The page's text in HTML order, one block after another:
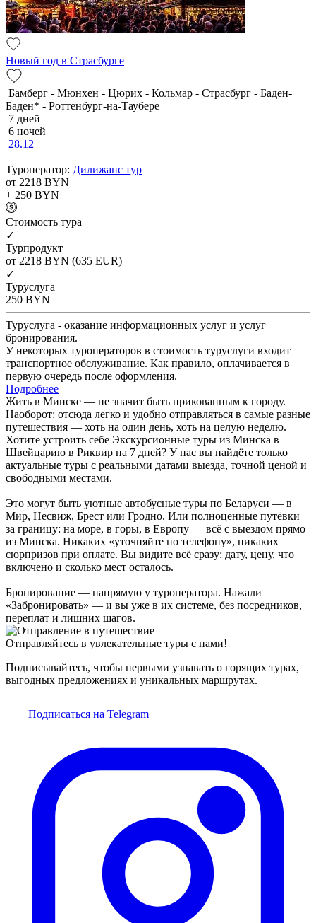
Новый год в Страсбурге
Бамберг - Мюнхен - Цюрих - Кольмар - Страсбург - Баден-
Баден* - Роттенбург-на-Таубере
7 дней
6 ночей
28.12
Туроператор: Дилижанс тур
от 2218 BYN
+ 250 BYN
Cтоимость тура
✓
Турпродукт
от 2218 BYN (635 EUR)
✓
Туруслуга
250 BYN
Туруслуга - оказание информационных услуг и услуг
бронирования.
У некоторых туроператоров в стоимость туруслуги входит
транспортное обслуживание. Как правило, оплачивается в
первую очередь после оформления.
Подробнее
Жить в Минске — не значит быть прикованным к городу.
Наоборот: отсюда легко и удобно отправляться в самые разные
путешествия — хоть на один день, хоть на целую неделю.
Хотите устроить себе Экскурсионные туры из Минска в
Швейцарию в Риквир на 7 дней? У нас вы найдёте только
актуальные туры с реальными датами выезда, точной ценой и
свободными местами.
Это могут быть уютные автобусные туры по Беларуси — в
Мир, Несвиж, Брест или Гродно. Или полноценные путёвки
за границу: на море, в горы, в Европу — всё с выездом прямо
из Минска. Никаких «уточняйте по телефону», никаких
сюрпризов при оплате. Вы видите всё сразу: дату, цену, что
включено и сколько мест осталось.
Бронирование — напрямую у туроператора. Нажали
«Забронировать» — и вы уже в их системе, без посредников,
переплат и лишних шагов.
Отправляйтесь в увлекательные туры с нами!
Подписывайтесь, чтобы первыми узнавать о горящих турах,
выгодных предложениях и уникальных маршрутах.
Подписаться на Telegram